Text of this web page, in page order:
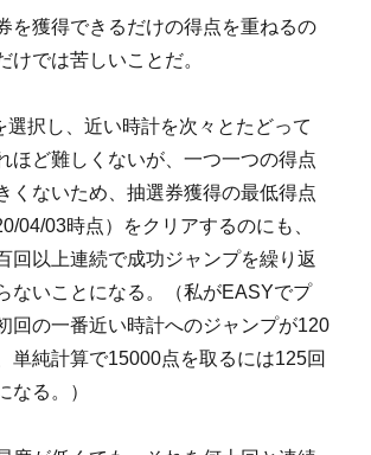
を獲得できるだけの得点を重ねるの
けでは苦しいことだ。
選択し、近い時計を次々とたどって
ほど難しくないが、一つ一つの得点
くないため、抽選券獲得の最低得点
04/03時点）をクリアするのにも、
回以上連続で成功ジャンプを繰り返
ないことになる。（私がEASYでプ
回の一番近い時計へのジャンプが120
単純計算で15000点を取るには125回
なる。）